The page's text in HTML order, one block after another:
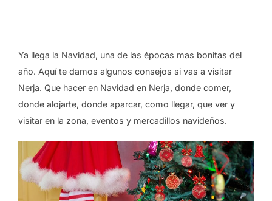
Ya llega la Navidad, una de las épocas mas bonitas del
año. Aquí te damos algunos consejos si vas a visitar
Nerja. Que hacer en Navidad en Nerja, donde comer,
donde alojarte, donde aparcar, como llegar, que ver y
visitar en la zona, eventos y mercadillos navideños.